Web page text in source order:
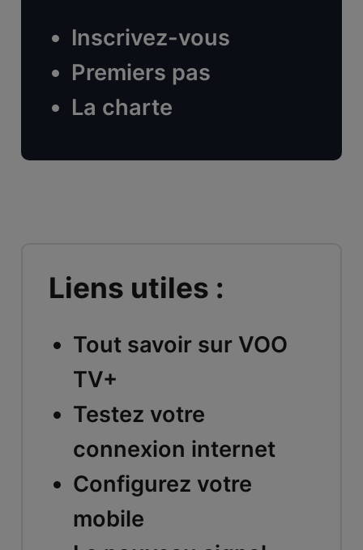
Inscrivez-vous
Premiers pas
La charte
Liens utiles :
Tout savoir sur VOO
TV+
Testez votre
connexion internet
Configurez votre
mobile